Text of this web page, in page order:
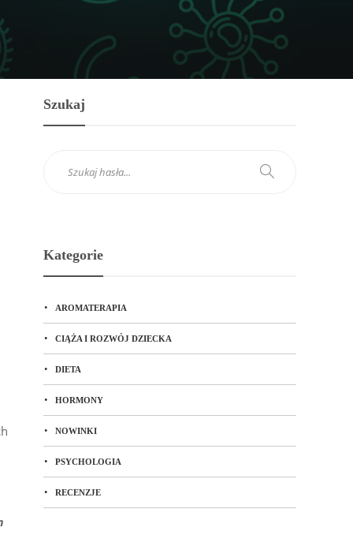
Szukaj
Kategorie
AROMATERAPIA
CIĄŻA I ROZWÓJ DZIECKA
DIETA
HORMONY
NOWINKI
PSYCHOLOGIA
RECENZJE